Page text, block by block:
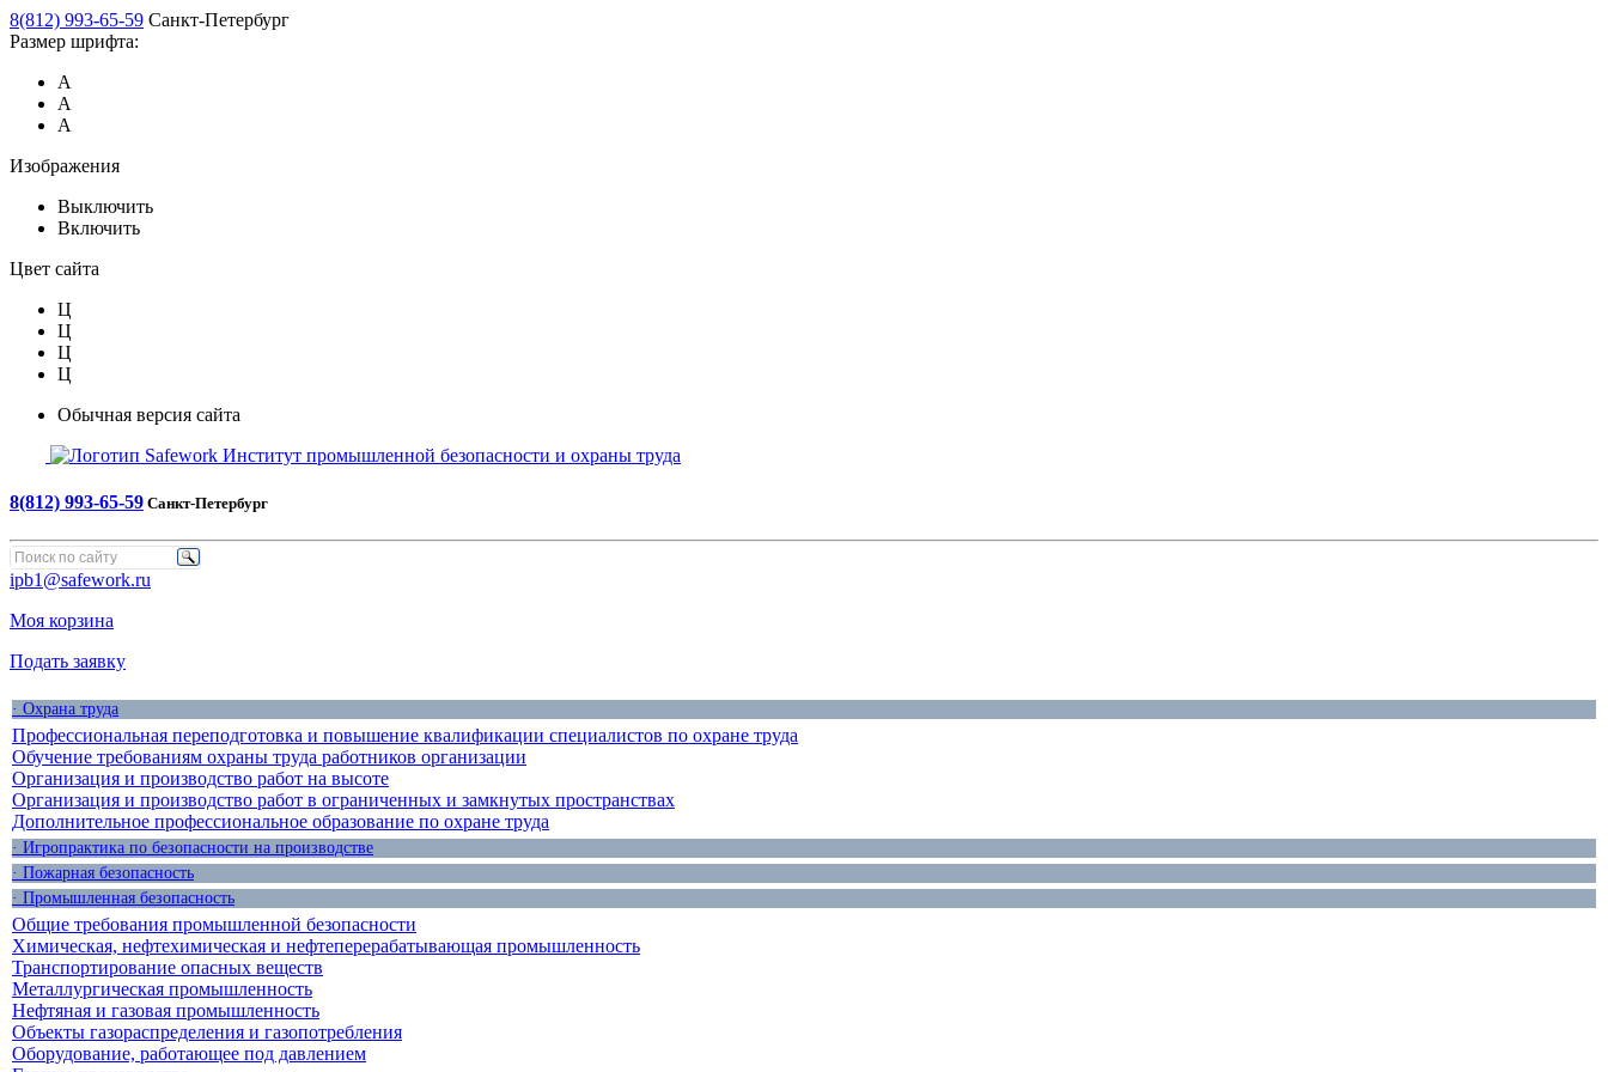
8(812) 993-65-59 Санкт-Петербург
Размер шрифта:
А
А
А
Изображения
Выключить
Включить
Цвет сайта
Ц
Ц
Ц
Ц
Обычная версия сайта
Safework Институт промышленной безопасности и охраны труда
8(812) 993-65-59 Санкт-Петербург
ipb1@safework.ru
Моя корзина
Подать заявку
· Охрана труда
Профессиональная переподготовка и повышение квалификации специалистов по охране труда
Обучение требованиям охраны труда работников организации
Организация и производство работ на высоте
Организация и производство работ в ограниченных и замкнутых пространствах
Дополнительное профессиональное образование по охране труда
· Игропрактика по безопасности на производстве
· Пожарная безопасность
· Промышленная безопасность
Общие требования промышленной безопасности
Химическая, нефтехимическая и нефтеперерабатывающая промышленность
Транспортирование опасных веществ
Металлургическая промышленность
Нефтяная и газовая промышленность
Объекты газораспределения и газопотребления
Оборудование, работающее под давлением